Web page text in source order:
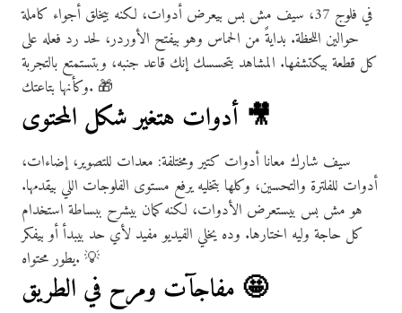
في فلوج 37، سيف مش بس بيعرض أدوات، لكنه بيخلق أجواء كاملة
حوالين اللحظة. بدايةً من الحماس وهو بيفتح الأوردر، لحد رد فعله على
كل قطعة بيكتشفها. المشاهد بتحسسك إنك قاعد جنبه، وبتستمتع بالتجربة
وكأنها بتاعتك. 🎁
أدوات هتغير شكل المحتوى 🎥
سيف شارك معانا أدوات كتير ومختلفة: معدات للتصوير، إضاءات،
أدوات للفلترة والتحسين، وكلها بتخليه يرفع مستوى الفلوجات اللي بيقدمها.
هو مش بس بيستعرض الأدوات، لكنه كمان بيشرح ببساطة استخدام
كل حاجة وليه اختارها. وده يخلي الفيديو مفيد لأي حد بيبدأ أو بيفكر
يطور محتواه. 💡
مفاجآت ومرح في الطريق 🤩